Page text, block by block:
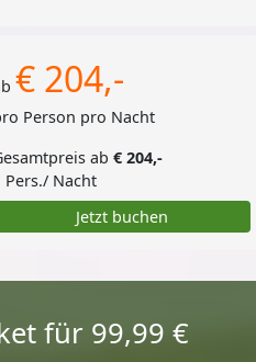
€ 204,-
Person pro Nacht
ab€ 204,-
Pers./ Nacht
Jetzt buchen
für 99,99 €